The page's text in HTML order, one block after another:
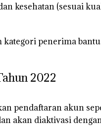
kesehatan (sesuai
penerima
2022
pendaftaran akun
akan diaktivasi